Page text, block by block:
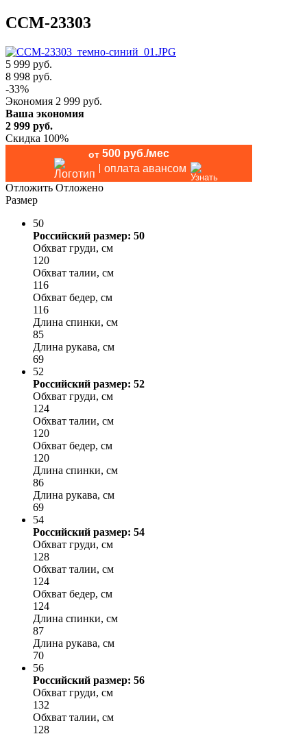
CCM-23303
5 999 руб.
8 998 руб.
-33%
Экономия 2 999 руб.
Ваша экономия
2 999 руб.
Скидка 100%
от 500 руб./мес
оплата авансом
Отложить Отложено
Размер
50
Российский размер: 50
Обхват груди, см
120
Обхват талии, см
116
Обхват бедер, см
116
Длина спинки, см
85
Длина рукава, см
69
52
Российский размер: 52
Обхват груди, см
124
Обхват талии, см
120
Обхват бедер, см
120
Длина спинки, см
86
Длина рукава, см
69
54
Российский размер: 54
Обхват груди, см
128
Обхват талии, см
124
Обхват бедер, см
124
Длина спинки, см
87
Длина рукава, см
70
56
Российский размер: 56
Обхват груди, см
132
Обхват талии, см
128